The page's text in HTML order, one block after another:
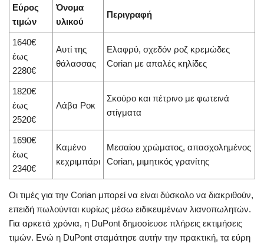
Εύρος
τιμών
Όνομα
υλικού
Περιγραφή
1640€
έως
2280€
Αυτί της
θάλασσας
Ελαφρύ, σχεδόν ροζ κρεμώδες
Corian με απαλές κηλίδες
1820€
έως
2520€
Λάβα Ροκ
Σκούρο και πέτρινο με φωτεινά
στίγματα
1690€
έως
2340€
Καμένο
κεχριμπάρι
Μεσαίου χρώματος, απασχολημένος
Corian, μιμητικός γρανίτης
Οι τιμές για την Corian μπορεί να είναι δύσκολο να διακριθούν,
επειδή πωλούνται κυρίως μέσω ειδικευμένων λιανοπωλητών.
Για αρκετά χρόνια, η DuPont δημοσίευσε πλήρεις εκτιμήσεις
τιμών. Ενώ η DuPont σταμάτησε αυτήν την πρακτική, τα εύρη